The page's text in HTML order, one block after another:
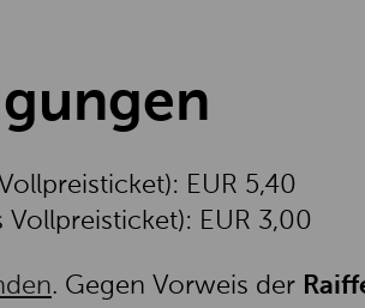
EUR 5,40
EUR 3,00
. Gegen Vorweis der